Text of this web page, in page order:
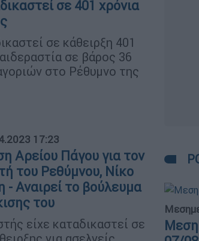
σε 401 χρόνια
σε κάθειρξη 401
σε βάρος 36
στο Ρέθυμνο της
17:23
Αρείου Πάγου για τον
του Ρεθύμνου, Νίκο
- Αναιρεί το βούλευμα
του
είχε καταδικαστεί σε
για ασελγείς